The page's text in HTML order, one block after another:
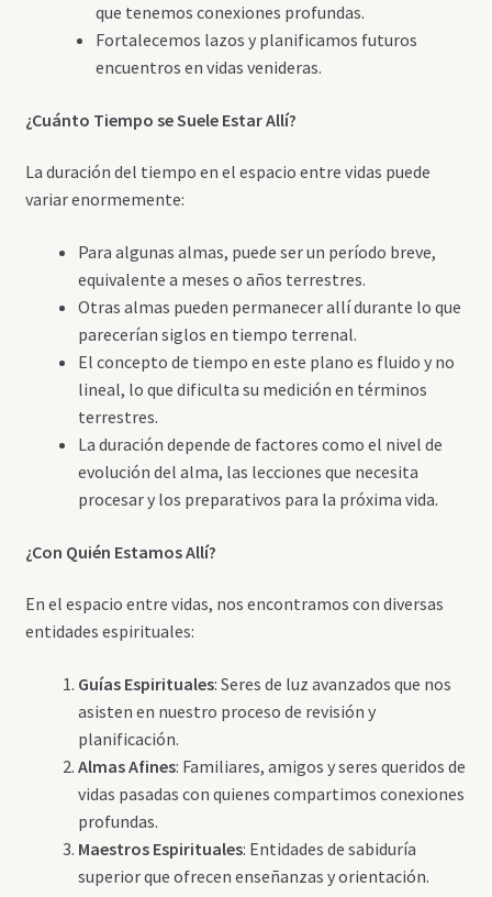
que tenemos conexiones profundas.
Fortalecemos lazos y planificamos futuros
encuentros en vidas venideras.
¿Cuánto Tiempo se Suele Estar Allí?
La duración del tiempo en el espacio entre vidas puede
variar enormemente:
Para algunas almas, puede ser un período breve,
equivalente a meses o años terrestres.
Otras almas pueden permanecer allí durante lo que
parecerían siglos en tiempo terrenal.
El concepto de tiempo en este plano es fluido y no
lineal, lo que dificulta su medición en términos
terrestres.
La duración depende de factores como el nivel de
evolución del alma, las lecciones que necesita
procesar y los preparativos para la próxima vida.
¿Con Quién Estamos Allí?
En el espacio entre vidas, nos encontramos con diversas
entidades espirituales:
Guías Espirituales: Seres de luz avanzados que nos
asisten en nuestro proceso de revisión y
planificación.
Almas Afines: Familiares, amigos y seres queridos de
vidas pasadas con quienes compartimos conexiones
profundas.
Maestros Espirituales: Entidades de sabiduría
superior que ofrecen enseñanzas y orientación.